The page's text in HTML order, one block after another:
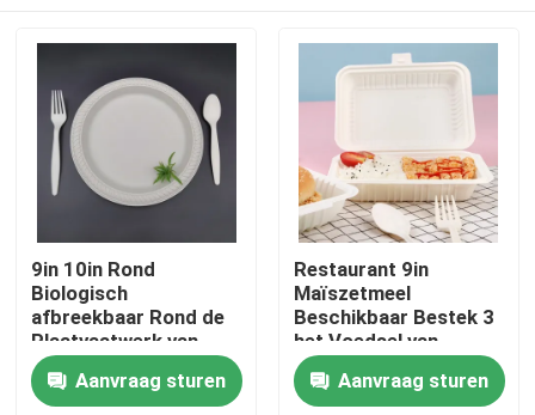
Huis
Producten
Ongeveer ons
9in 10in Rond
Biologisch
afbreekbaar Rond de
Plaatvaatwerk van
Maïszetmeel
Beschikbaar Platen
Aanvraag sturen
Restaurant 9in
Maïszetmeel
Beschikbaar Bestek 3
het Voedsel van
Compartimentenclamshell
Verpakking
Aanvraag sturen